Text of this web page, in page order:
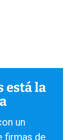
está la
un
firmas de